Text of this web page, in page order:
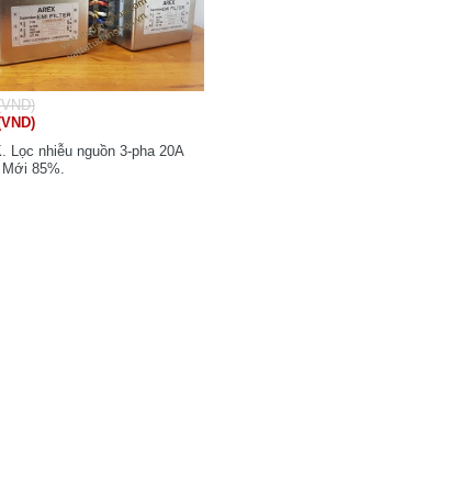
Lọc nhiễu nguồn 3-pha 20A
85%.